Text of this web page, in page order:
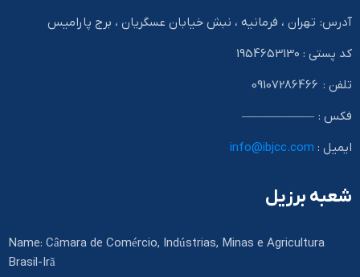
آدرس: تهران ، فرمانیه ، نبش خیابان عسگریان ، برج پارامیس
کد پستی : 1954653130
تلفن : 09107286466
فکس : ——————
ایمیل : info@ibjcc.com
شعبه برزیل
Name: Câmara de Comércio, Indústrias, Minas e Agricultura
Brasil-Irã